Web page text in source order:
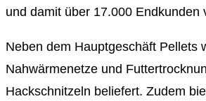
und damit über 17.000 Endkunden
Neben dem Hauptgeschäft Pellets
Nahwärmenetze und
Hackschnitzeln beliefert. Zudem